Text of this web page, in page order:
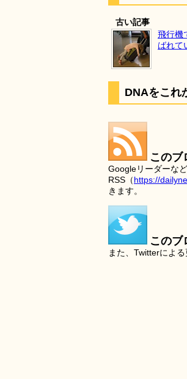
古い記事
飛行機
ばれて
DNAをこれ
このブ
Googleリーダーな
RSS（https://
きます。
このブ
また、Twitterによ